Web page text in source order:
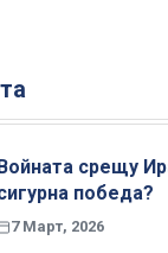
срещу
победа?
7 Март, 2026